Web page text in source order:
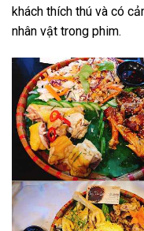
khách thích thú và có
nhân vật trong phim.